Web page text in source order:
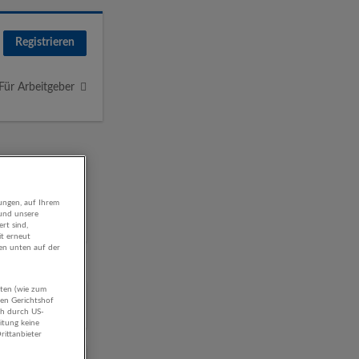
Registrieren
Für Arbeitgeber
auf Ihrem
unsere
sind,
erneut
unten auf der
(wie zum
Gerichtshof
durch US-
keine